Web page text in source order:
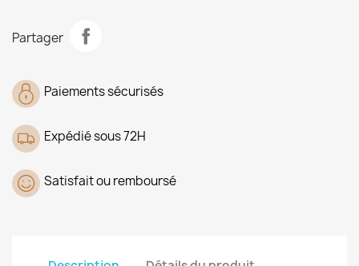
Partager
Paiements sécurisés
Expédié sous 72H
Satisfait ou remboursé